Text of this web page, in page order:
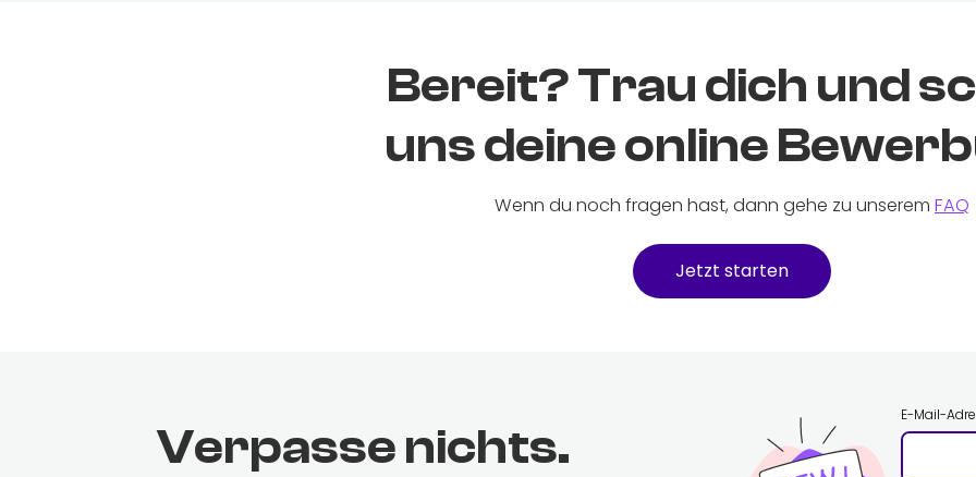
Bereit? Trau dich und
uns deine online
Wenn du noch fragen hast, dann gehe zu unserem FAQ
Jetzt starten
Verpasse nichts.
E-Mail-